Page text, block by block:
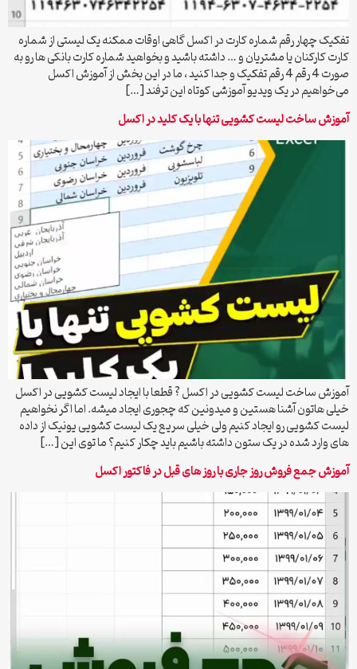
تفکیک چهار رقم شماره کارت در اکسل گاهی اوقات ممکنه یک لیستی از شماره
کارت کارکنان یا مشتریان و … داشته باشید و بخواهید شماره کارت بانکی ها رو به
صورت 4 رقم 4 رقم تفکیک و جدا کنید ، ما در این بخش از آموزش اکسل
می‌خواهیم در یک ویدیو آموزشی کوتاه این ترفند […]
آموزش ساخت لیست کشویی تنها با یک کلید در اکسل
آموزش ساخت لیست کشویی در اکسل ? قطعا با ایجاد لیست کشویی در اکسل
خیلی هاتون آشنا هستین و میدونین که چجوری ایجاد میشه. اما اگر نخواهیم
لیست کشویی رو ایجاد کنیم ولی خیلی سریع یک لیست کشویی یونیک از داده
های وارد شده در یک ستون داشته باشیم باید چکار کنیم؟ ما توی این […]
آموزش جمع فروش روز جاری با روز های قبل در فاکتور اکسل